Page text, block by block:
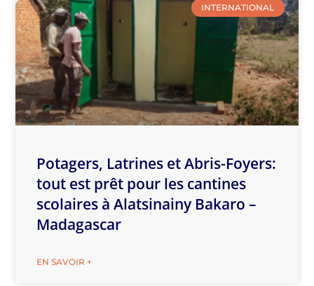
INTERNATIONAL
Potagers, Latrines et Abris-Foyers:
tout est prêt pour les cantines
scolaires à Alatsinainy Bakaro –
Madagascar
EN SAVOIR +